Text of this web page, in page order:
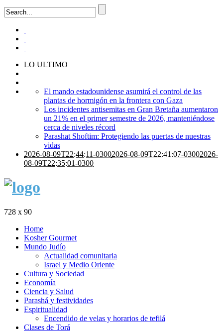
LO ULTIMO
El mando estadounidense asumirá el control de las
plantas de hormigón en la frontera con Gaza
Los incidentes antisemitas en Gran Bretaña aumentaron
un 21% en el primer semestre de 2026, manteniéndose
cerca de niveles récord
Parashat Shoftim: Protegiendo las puertas de nuestras
vidas
2026-08-09T22:44:11-03002026-08-09T22:41:07-03002026-
08-09T22:35:01-0300
728 x 90
Home
Kosher Gourmet
Mundo Judío
Actualidad comunitaria
Israel y Medio Oriente
Cultura y Sociedad
Economía
Ciencia y Salud
Parashá y festividades
Espiritualidad
Encendido de velas y horarios de tefilá
Clases de Torá